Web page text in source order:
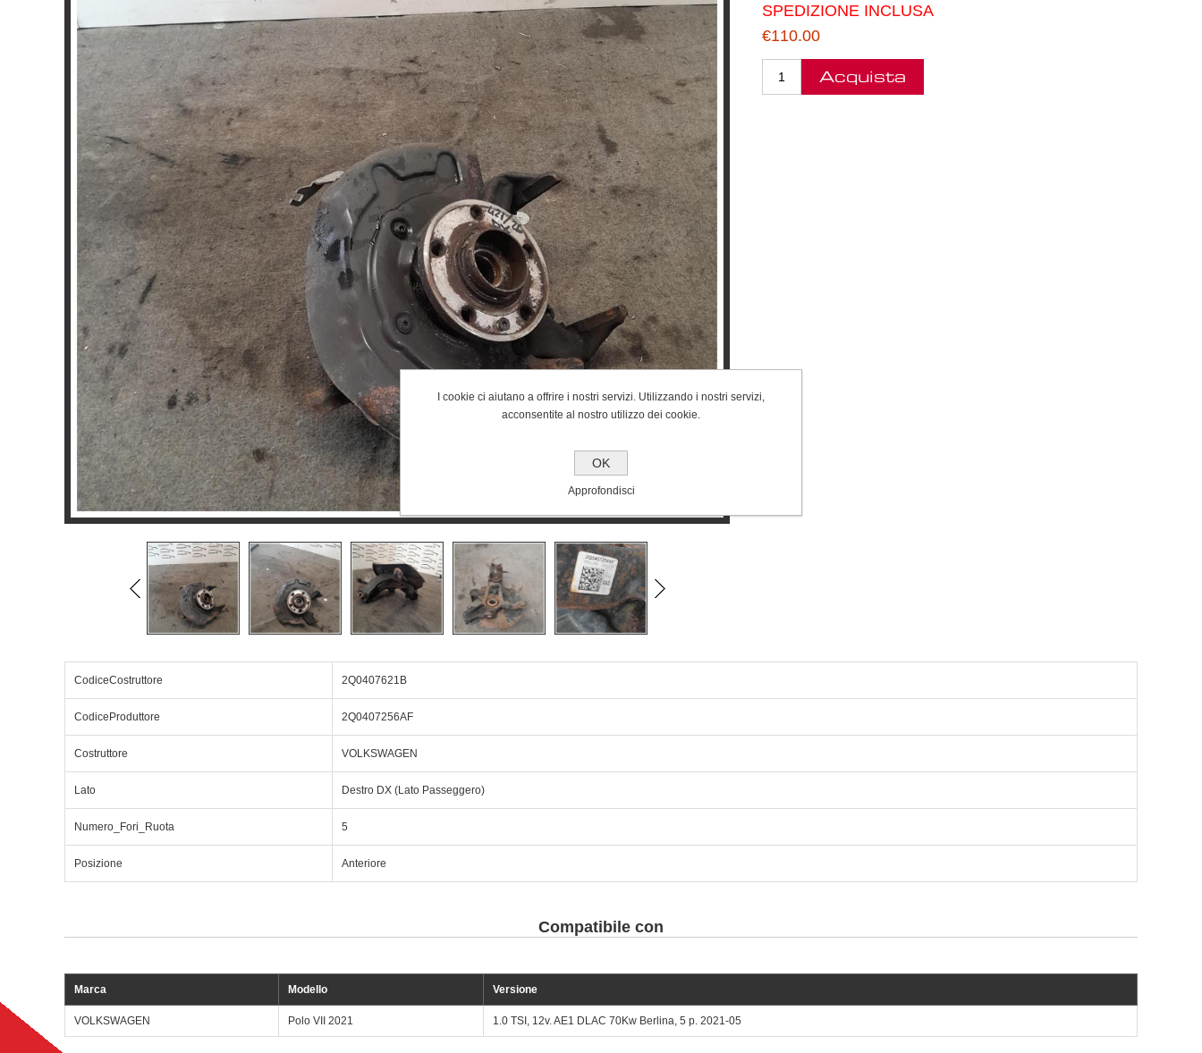
SPEDIZIONE INCLUSA
€110.00
Acquista
CodiceCostruttore 2Q0407621B
CodiceProduttore 2Q0407256AF
Costruttore VOLKSWAGEN
Lato Destro DX (Lato Passeggero)
Numero_Fori_Ruota 5
Posizione Anteriore
Compatibile con
Marca Modello Versione
VOLKSWAGEN Polo VII 2021 1.0 TSI, 12v. AE1 DLAC 70Kw Berlina, 5 p. 2021-05
I cookie ci aiutano a offrire i nostri servizi. Utilizzando i nostri servizi,
acconsentite al nostro utilizzo dei cookie.
OK
Approfondisci